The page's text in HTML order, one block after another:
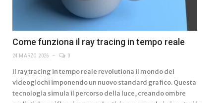
Come funziona il ray tracing in tempo reale
24 MARZO 2026 0
Il ray tracing in tempo reale revolutiona il mondo dei
videogiochi imponendo un nuovo standard grafico. Questa
tecnologia simula il percorso della luce, creando ombre